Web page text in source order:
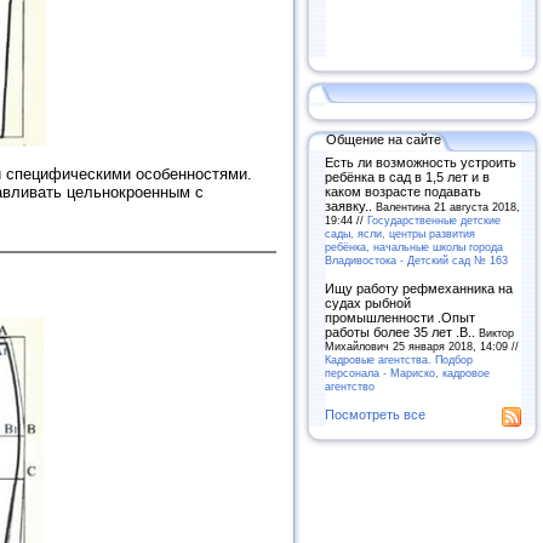
особенностями.
цельнокроенным с
Общение на сайте
Есть ли возможность устроить
ребёнка в сад в 1,5 лет и в
каком возрасте подавать
заявку.. Валентина 21 августа 2018,
19:44 // Государственные детские
сады, ясли, центры развития
ребёнка, начальные школы города
Владивостока - Детский сад № 163
Ищу работу рефмеханника на
судах рыбной
промышленности .Опыт
работы более 35 лет .В.. Виктор
Михайлович 25 января 2018, 14:09 //
Кадровые агентства. Подбор
персонала - Мариско, кадровое
агентство
Посмотреть все